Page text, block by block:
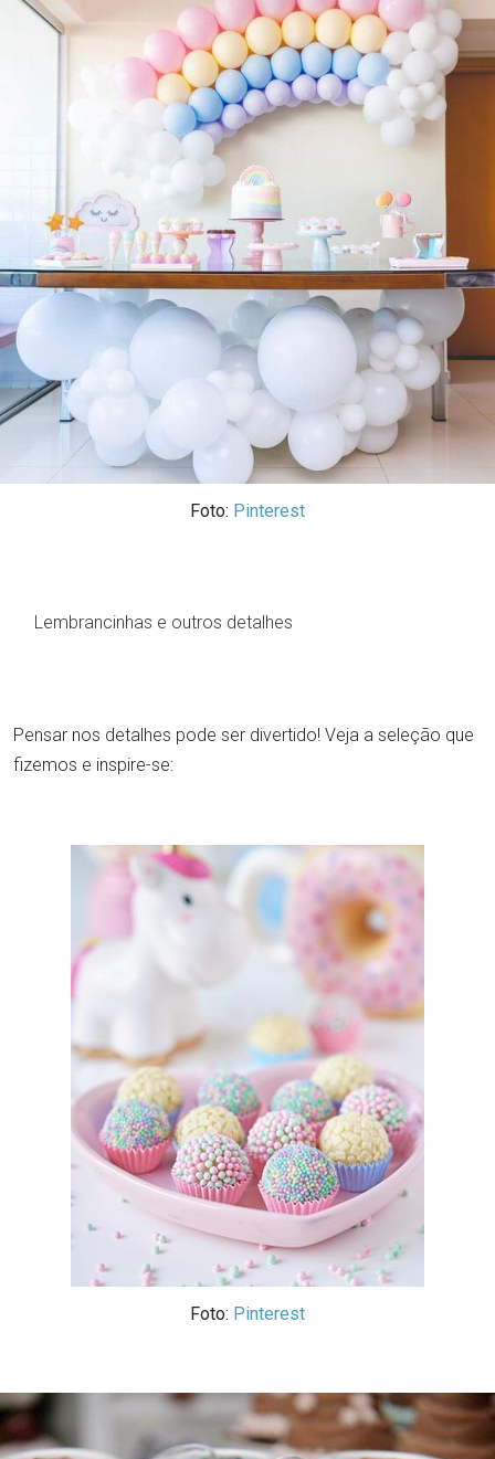
Foto: Pinterest
Lembrancinhas e outros detalhes
Pensar nos detalhes pode ser divertido! Veja a seleção que
fizemos e inspire-se:
Foto: Pinterest